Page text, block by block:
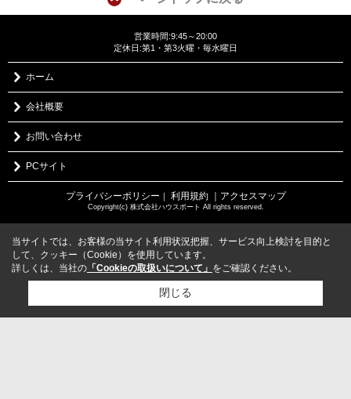
営業時間:9:45～20:00
定休日:第1・第3火曜・毎水曜日
ホーム
会社概要
お問い合わせ
PCサイト
プライバシーポリシー ｜ 利用規約 ｜アクセスマップ
Copyright(c) 株式会社ハウスポート All rights reserved.
当サイトでは、お客様の当サイト利用状況把握、サービス向上検討を目的と
して、クッキー（Cookie）を使用しています。
詳しくは、当社の 「Cookieの取扱いについて」 をご確認ください。
閉じる